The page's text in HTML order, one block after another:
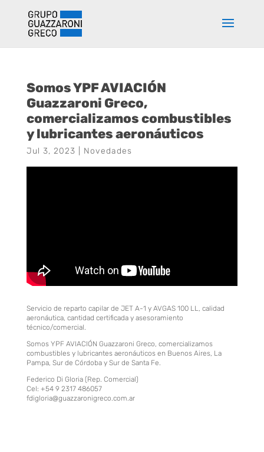
Somos YPF AVIACIÓN
Guazzaroni Greco,
comercializamos combustibles
y lubricantes aeronáuticos
Jul 3, 2023 Novedades
Servicio de reparto capilar de JET A-1 y AVGAS 100 LL, calidad
aeronáutica, cantidad certificada y asesoramiento
técnico/comercial.
Somos YPF AVIACIÓN Guazzaroni Greco, comercializamos
combustibles y lubricantes aeronáuticos en Buenos Aires, La
Pampa, Sur de Córdoba y Sur de Santa Fe.
Federico Di Gloria (Rep. Comercial)
Cel: +54 9 2317 486057
fdigloria@guazzaronigreco.com.ar